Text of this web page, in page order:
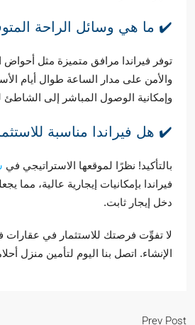
✔️ ما هي وسائل الراحة
توفر فيراندا مرافق متميزة مثل أحواض
والأمن على مدار الساعة طوال أيام
وإمكانية الوصول المباشر إلى
✔️ هل فيراندا مناسبة
بالتأكيد! نظرًا لموقعها الاستراتيجي في
فيراندا بإمكانيات إيجارية عالية، مما
دخل إيجار ثابت.
لا تفوِّت فرصتك للاستثمار في عقارات
الإنشاء. اتصل بنا اليوم لتأمين
Prev Post